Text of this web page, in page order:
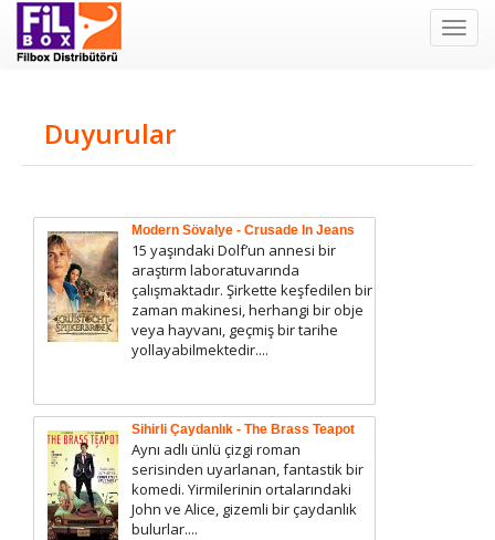
Filbox
Duyurular
Modern Sövalye - Crusade In Jeans
15 yaşındaki Dolf’un annesi bir
araştırm laboratuvarında
çalışmaktadır. Şirkette keşfedilen bir
zaman makinesi, herhangi bir obje
veya hayvanı, geçmiş bir tarihe
yollayabilmektedir....
Sihirli Çaydanlık - The Brass Teapot
Aynı adlı ünlü çizgi roman
serisinden uyarlanan, fantastik bir
komedi. Yirmilerinin ortalarındaki
John ve Alice, gizemli bir çaydanlık
bulurlar....